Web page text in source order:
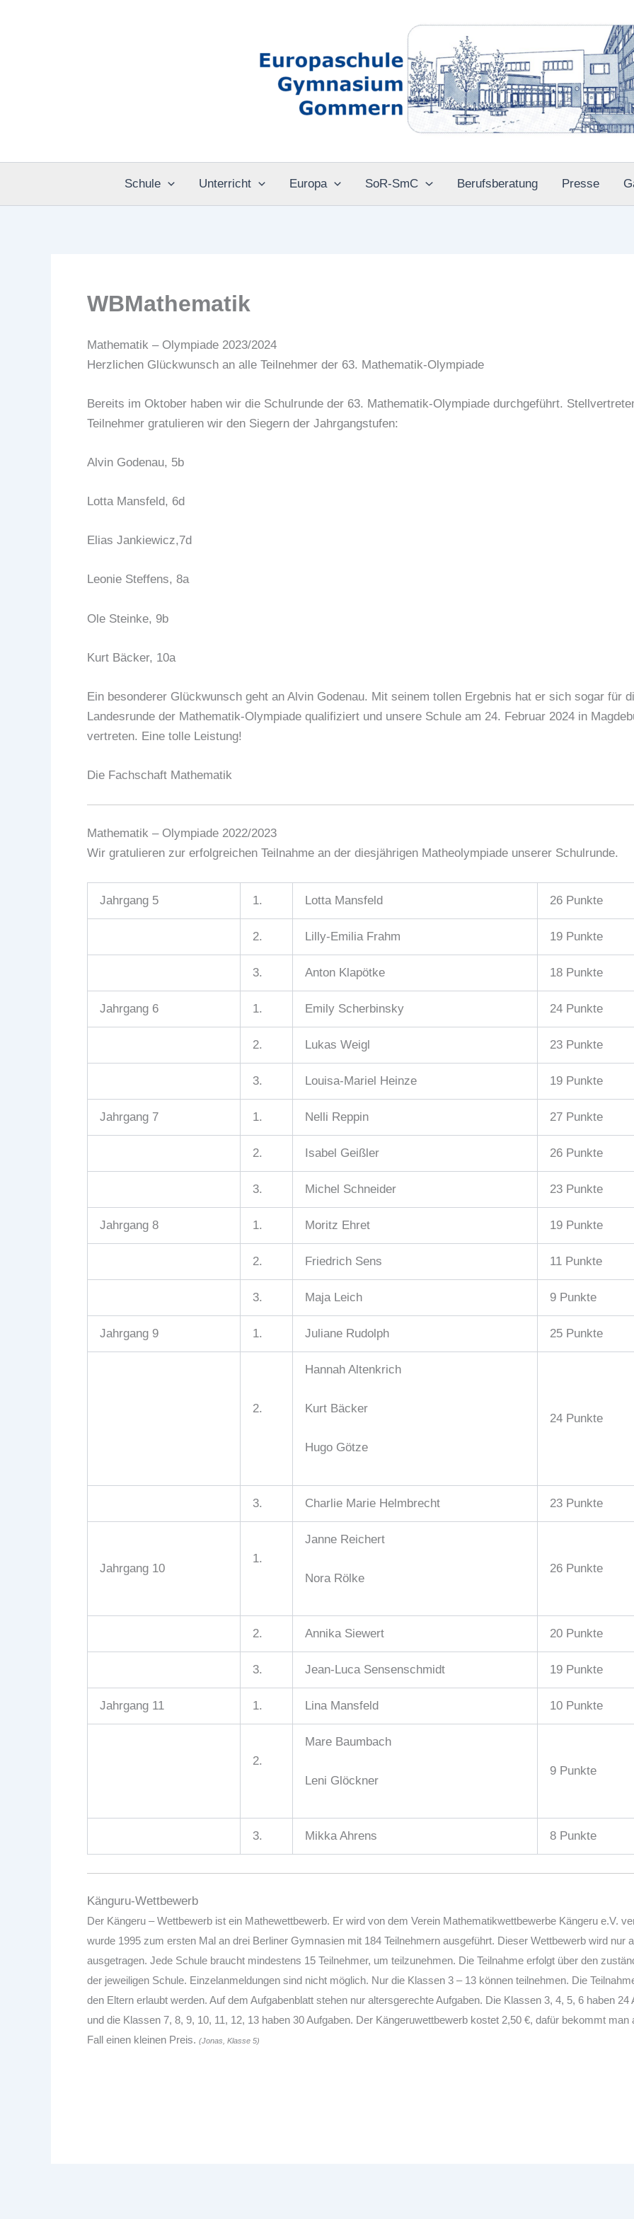
Schule Unterricht Europa SoR-SmC Berufsberatung Presse
WBMathematik
Mathematik – Olympiade 2023/2024
Herzlichen Glückwunsch an alle Teilnehmer der 63. Mathematik-Olympiade
Bereits im Oktober haben wir die Schulrunde der 63. Mathematik-Olympiade durchgeführt.
Teilnehmer gratulieren wir den Siegern der Jahrgangstufen:
Alvin Godenau, 5b
Lotta Mansfeld, 6d
Elias Jankiewicz,7d
Leonie Steffens, 8a
Ole Steinke, 9b
Kurt Bäcker, 10a
Ein besonderer Glückwunsch geht an Alvin Godenau. Mit seinem tollen Ergebnis hat er sich sogar für
Landesrunde der Mathematik-Olympiade qualifiziert und unsere Schule am 24. Februar 2024 in
vertreten. Eine tolle Leistung!
Die Fachschaft Mathematik
Mathematik – Olympiade 2022/2023
Wir gratulieren zur erfolgreichen Teilnahme an der diesjährigen Matheolympiade unserer Schulrunde.
Jahrgang 5 1. Lotta Mansfeld 26 Punkte
2. Lilly-Emilia Frahm 19 Punkte
3. Anton Klapötke 18 Punkte
Jahrgang 6 1. Emily Scherbinsky 24 Punkte
2. Lukas Weigl 23 Punkte
3. Louisa-Mariel Heinze 19 Punkte
Jahrgang 7 1. Nelli Reppin 27 Punkte
2. Isabel Geißler 26 Punkte
3. Michel Schneider 23 Punkte
Jahrgang 8 1. Moritz Ehret 19 Punkte
2. Friedrich Sens 11 Punkte
3. Maja Leich 9 Punkte
Jahrgang 9 1. Juliane Rudolph 25 Punkte
2.
Hannah Altenkrich
Kurt Bäcker
Hugo Götze
24 Punkte
3. Charlie Marie Helmbrecht 23 Punkte
Jahrgang 10
1.
Janne Reichert
Nora Rölke
26 Punkte
2. Annika Siewert 20 Punkte
3. Jean-Luca Sensenschmidt 19 Punkte
Jahrgang 11 1. Lina Mansfeld 10 Punkte
2.
Mare Baumbach
Leni Glöckner
9 Punkte
3. Mikka Ahrens 8 Punkte
Känguru-Wettbewerb
Der Kängeru – Wettbewerb ist ein Mathewettbewerb. Er wird von dem Verein Mathematikwettbewerbe Kängeru e.V.
wurde 1995 zum ersten Mal an drei Berliner Gymnasien mit 184 Teilnehmern ausgeführt. Dieser Wettbewerb wird nur
ausgetragen. Jede Schule braucht mindestens 15 Teilnehmer, um teilzunehmen. Die Teilnahme erfolgt über den
der jeweiligen Schule. Einzelanmeldungen sind nicht möglich. Nur die Klassen 3 – 13 können teilnehmen. Die
den Eltern erlaubt werden. Auf dem Aufgabenblatt stehen nur altersgerechte Aufgaben. Die Klassen 3, 4, 5, 6 haben 24
und die Klassen 7, 8, 9, 10, 11, 12, 13 haben 30 Aufgaben. Der Kängeruwettbewerb kostet 2,50 €, dafür bekommt man
Fall einen kleinen Preis. (Jonas, Klasse 5)